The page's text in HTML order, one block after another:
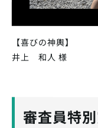
【喜びの神輿】
井上 和人 様
審査員特別